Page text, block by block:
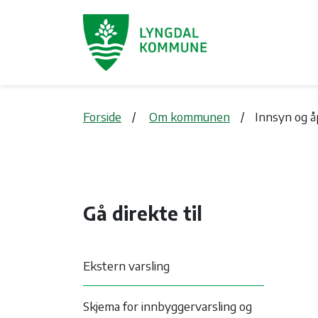
Forside Om kommunen Innsyn og
Gå direkte til
Ekstern varsling
Skjema for innbyggervarsling og